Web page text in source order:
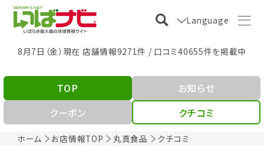
Language
8月7日（金）現在 店舗情報9271件 / 口コミ40655件を掲載中
ホーム お店情報TOP 丸真食品 クチコミ
TOP
お知らせ
クーポン
クチコミ